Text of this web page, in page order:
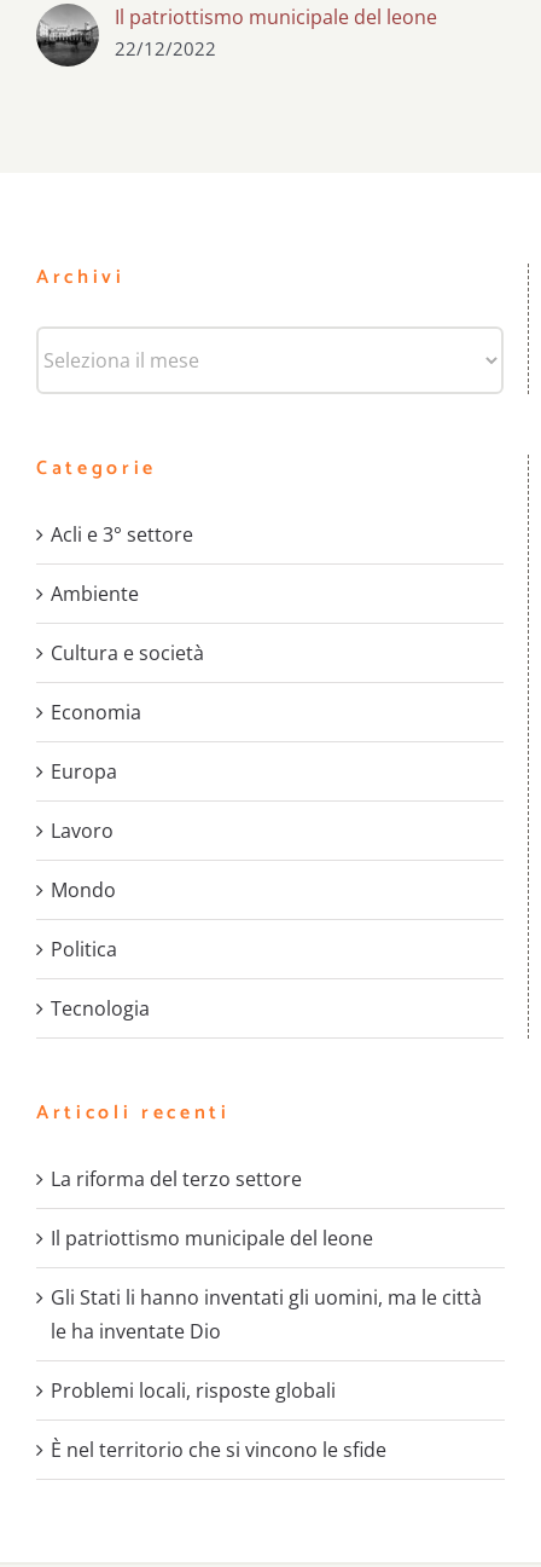
Il patriottismo municipale del leone
22/12/2022
Archivi
Categorie
Acli e 3° settore
Ambiente
Cultura e società
Economia
Europa
Lavoro
Mondo
Politica
Tecnologia
Articoli recenti
La riforma del terzo settore
Il patriottismo municipale del leone
Gli Stati li hanno inventati gli uomini, ma le città
le ha inventate Dio
Problemi locali, risposte globali
È nel territorio che si vincono le sfide